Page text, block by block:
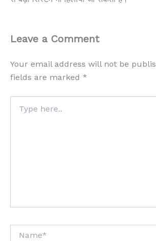
Leave a Comment
Your email address will not be
fields are marked *
here..